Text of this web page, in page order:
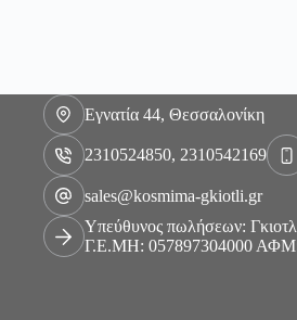
Εγνατία 44, Θεσσαλονίκη
2310524850, 2310542169
sales@kosmima-gkiotli.gr
Υπεύθυνος πωλήσεων:
Γ.Ε.ΜΗ: 057897304000 ΑΦΜ: